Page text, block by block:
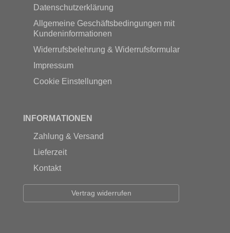
Datenschutzerklärung
Allgemeine Geschäftsbedingungen mit
Kundeninformationen
Widerrufsbelehrung & Widerrufsformular
Impressum
Cookie Einstellungen
INFORMATIONEN
Zahlung & Versand
Lieferzeit
Kontakt
Vertrag widerrufen